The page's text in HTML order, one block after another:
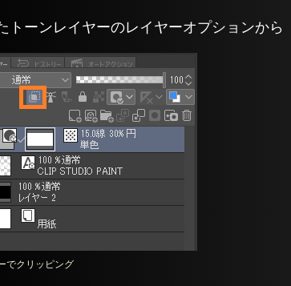
トーンレイヤーのレイヤーオプションから
でクリッピング